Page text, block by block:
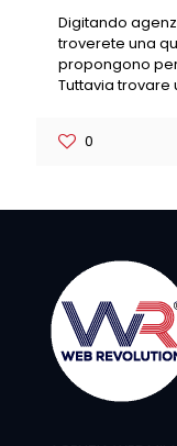
Digitando
troverete una
propongono
Tuttavia trovare
0